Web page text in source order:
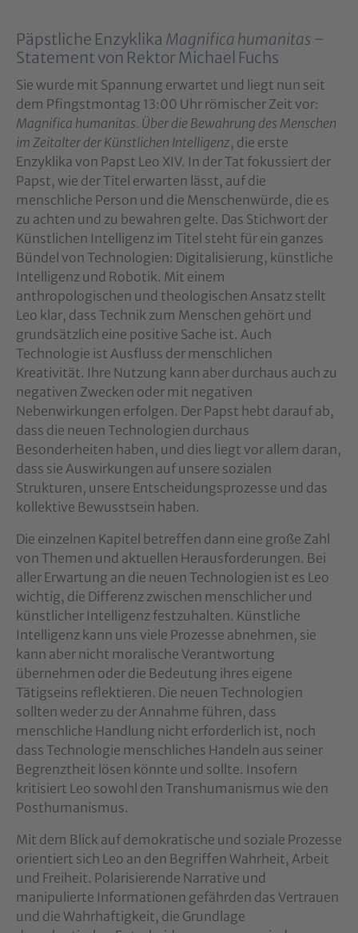
Päpstliche Enzyklika Magnifica humanitas –
Statement von Rektor Michael Fuchs
Sie wurde mit Spannung erwartet und liegt nun seit
dem Pfingstmontag 13:00 Uhr römischer Zeit vor:
Magnifica humanitas. Über die Bewahrung des Menschen
im Zeitalter der Künstlichen Intelligenz, die erste
Enzyklika von Papst Leo XIV. In der Tat fokussiert der
Papst, wie der Titel erwarten lässt, auf die
menschliche Person und die Menschenwürde, die es
zu achten und zu bewahren gelte. Das Stichwort der
Künstlichen Intelligenz im Titel steht für ein ganzes
Bündel von Technologien: Digitalisierung, künstliche
Intelligenz und Robotik. Mit einem
anthropologischen und theologischen Ansatz stellt
Leo klar, dass Technik zum Menschen gehört und
grundsätzlich eine positive Sache ist. Auch
Technologie ist Ausfluss der menschlichen
Kreativität. Ihre Nutzung kann aber durchaus auch zu
negativen Zwecken oder mit negativen
Nebenwirkungen erfolgen. Der Papst hebt darauf ab,
dass die neuen Technologien durchaus
Besonderheiten haben, und dies liegt vor allem daran,
dass sie Auswirkungen auf unsere sozialen
Strukturen, unsere Entscheidungsprozesse und das
kollektive Bewusstsein haben.
Die einzelnen Kapitel betreffen dann eine große Zahl
von Themen und aktuellen Herausforderungen. Bei
aller Erwartung an die neuen Technologien ist es Leo
wichtig, die Differenz zwischen menschlicher und
künstlicher Intelligenz festzuhalten. Künstliche
Intelligenz kann uns viele Prozesse abnehmen, sie
kann aber nicht moralische Verantwortung
übernehmen oder die Bedeutung ihres eigene
Tätigseins reflektieren. Die neuen Technologien
sollten weder zu der Annahme führen, dass
menschliche Handlung nicht erforderlich ist, noch
dass Technologie menschliches Handeln aus seiner
Begrenztheit lösen könnte und sollte. Insofern
kritisiert Leo sowohl den Transhumanismus wie den
Posthumanismus.
Mit dem Blick auf demokratische und soziale Prozesse
orientiert sich Leo an den Begriffen Wahrheit, Arbeit
und Freiheit. Polarisierende Narrative und
manipulierte Informationen gefährden das Vertrauen
und die Wahrhaftigkeit, die Grundlage